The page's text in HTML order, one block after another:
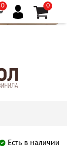
0 0
Есть в наличии